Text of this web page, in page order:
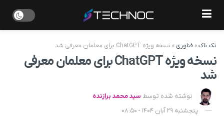
تک ناک» فناوری » نسخه ویژه ChatGPT برای معلمان معرفی شد
نسخه ویژه ChatGPT برای معلمان معرفی
شد
نوشته شده توسط سید محمد برازنده
پنجشنبه 29 آبان 1404 - 08:50